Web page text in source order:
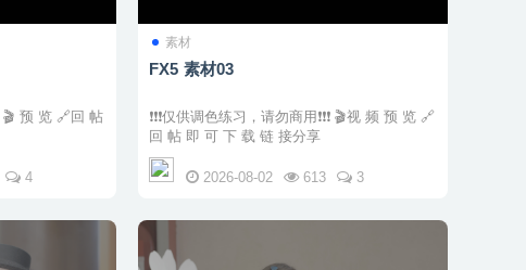
4
素材
FX5 素材03
❗❗❗仅供调色练习，请勿商用❗❗❗ 🎬视 频 预 览 🔗
回 帖 即 可 下 载 链 接分享
2026-08-02 613 3